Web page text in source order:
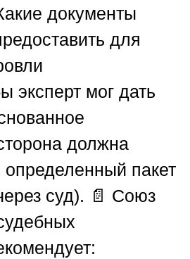
документы
для
эксперт мог дать
должна
определенный пакет
суд). 📄 Союз